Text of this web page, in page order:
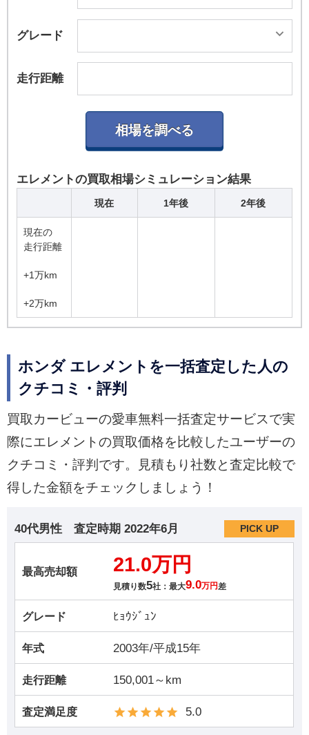
グレード
走行距離
エレメントの買取相場シミュレーション結果
現在 1年後 2年後
現在の
走行距離
+1万km
+2万km
ホンダ エレメントを一括査定した人の
クチコミ・評判
買取カービューの愛車無料一括査定サービスで実
際にエレメントの買取価格を比較したユーザーの
クチコミ・評判です。見積もり社数と査定比較で
得した金額をチェックしましょう！
40代男性 査定時期 2022年6月 PICK UP
最高売却額 21.0万円
見積り数5社：最大9.0万円 差
グレード ﾋｮｳｼﾞｭﾝ
年式 2003年/平成15年
走行距離 150,001～km
査定満足度 5.0